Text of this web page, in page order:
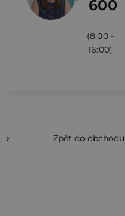
600
(8:00 -
16:00)
Zpět do obchodu